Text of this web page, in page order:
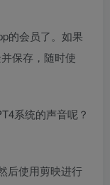
的会员了。如果
保存，随时使
系统的声音呢？
后使用剪映进行